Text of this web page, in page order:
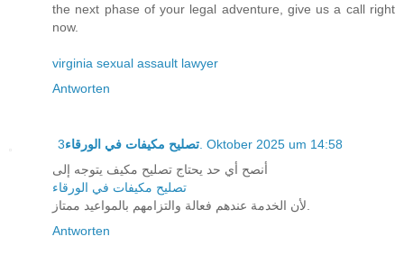
the next phase of your legal adventure, give us a call right
now.
virginia sexual assault lawyer
Antworten
تصليح مكيفات في الورقاء 3. Oktober 2025 um 14:58
أنصح أي حد يحتاج تصليح مكيف يتوجه إلى
تصليح مكيفات في الورقاء
Antworten